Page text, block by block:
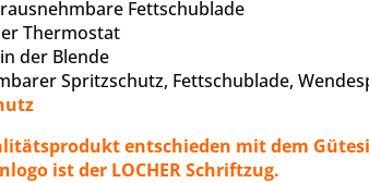
Fettschublade
Thermostat
der Blende
Spritzschutz, Fettschublade,
entschieden mit dem
ist der LOCHER Schriftzug.